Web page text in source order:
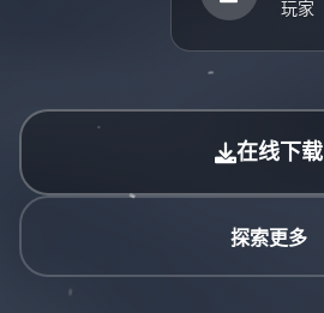
玩家
在线下载
探索更多